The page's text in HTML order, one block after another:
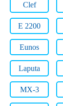
Clef
E 2200
Eunos
Laputa
MX-3